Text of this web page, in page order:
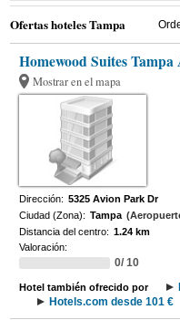
Ofertas hoteles Tampa
Homewood Suites
Mostrar en el mapa
Dirección: 5325 Avion Park Dr
Ciudad (Zona): Tampa
Distancia del centro: 1.24 km
Valoración:
0/ 10
Hotel también ofrecido por
Hotels.com desde 101 €